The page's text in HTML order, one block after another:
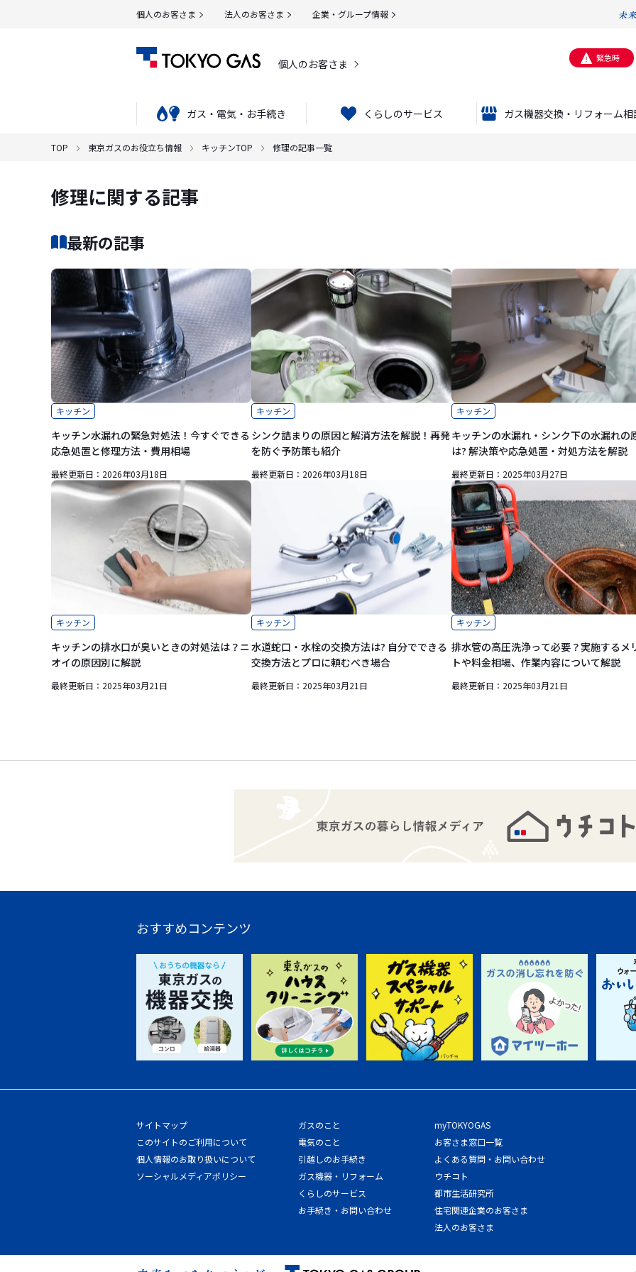
個人のお客さま 法人のお客さま 企業・グループ情報
個人のお客さま 緊急時
ガス・電気・お手続き くらしのサービス ガス機器交換・リフォーム相
TOP 東京ガスのお役立ち情報 キッチンTOP 修理の記事一覧
修理に関する記事
最新の記事
キッチン
キッチン水漏れの緊急対処法！今すぐできる
応急処置と修理方法・費用相場
最終更新日： 2026年03月18日
キッチン
シンク詰まりの原因と解消方法を解説！再発
を防ぐ予防策も紹介
最終更新日： 2026年03月18日
キッチン
キッチンの水漏れ・シンク下の水漏れの
は? 解決策や応急処置・対処方法を解説
最終更新日： 2025年03月27日
キッチン
キッチンの排水口が臭いときの対処法は？ニ
オイの原因別に解説
最終更新日： 2025年03月21日
キッチン
水道蛇口・水栓の交換方法は? 自分でできる
交換方法とプロに頼むべき場合
最終更新日： 2025年03月21日
キッチン
排水管の高圧洗浄って必要？実施するメ
トや料金相場、作業内容について解説
最終更新日： 2025年03月21日
おすすめコンテンツ
サイトマップ
このサイトのご利用について
個人情報のお取り扱いについて
ソーシャルメディアポリシー
ガスのこと
電気のこと
引越しのお手続き
ガス機器・リフォーム
くらしのサービス
お手続き・お問い合わせ
myTOKYOGAS
お客さま窓口一覧
よくある質問・お問い合わせ
ウチコト
都市生活研究所
住宅関連企業のお客さま
法人のお客さま